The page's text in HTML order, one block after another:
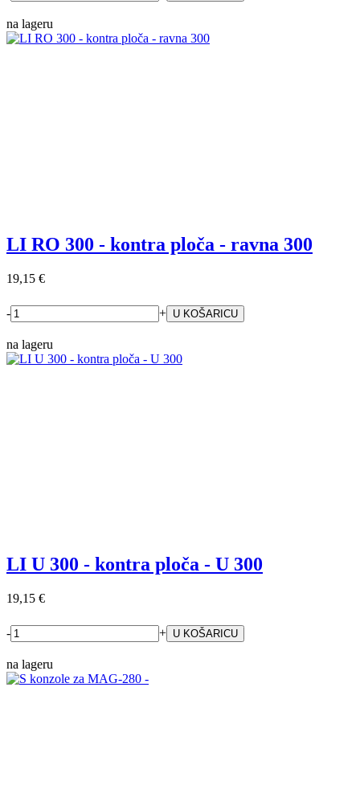
na lageru
LI RO 300 - kontra ploča - ravna 300
19,15 €
- +
na lageru
LI U 300 - kontra ploča - U 300
19,15 €
- +
na lageru